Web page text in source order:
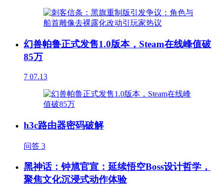
幻兽帕鲁正式发售1.0版本，Steam在线峰值破
85万
7 07.13
h3c路由器密码破解
问答 3
黑神话：钟馗官宣：延续悟空Boss设计哲学，
聚焦文化沉浸式动作体验